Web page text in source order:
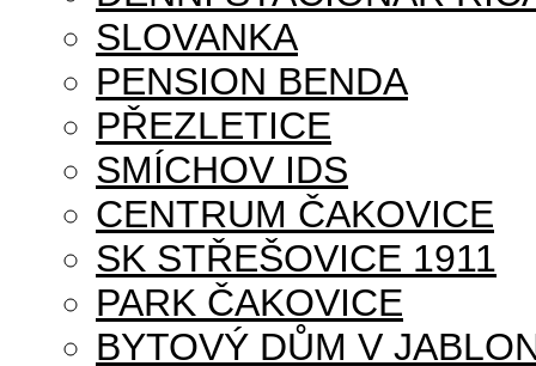
SLOVANKA
PENSION BENDA
PŘEZLETICE
SMÍCHOV IDS
CENTRUM ČAKOVICE
SK STŘEŠOVICE 1911
PARK ČAKOVICE
BYTOVÝ DŮM V